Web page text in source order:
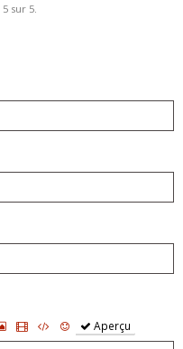
5 sur 5.
Aperçu